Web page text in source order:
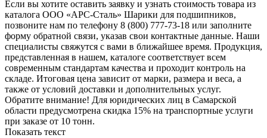
Если вы хотите оставить заявку и узнать стоимость товара из
каталога ООО «АРС-Сталь» Шарики для подшипников,
позвоните нам по телефону 8 (800) 777-73-18 или заполните
форму обратной связи, указав свои контактные данные. Наши
специалисты свяжутся с вами в ближайшее время. Продукция,
представленная в нашем, каталоге соответствует всем
современным стандартам качества и проходит контроль на
складе. Итоговая цена зависит от марки, размера и веса, а
также от условий доставки и дополнительных услуг.
Обратите внимание! Для юридических лиц в Самарской
области предусмотрена скидка 15% на транспортные услуги
при заказе от 10 тонн.
Показать текст